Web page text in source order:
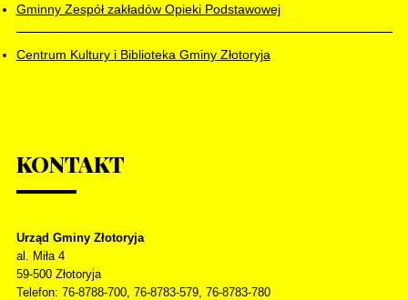
Gminny Zespół zakładów Opieki Podstawowej
Centrum Kultury i Biblioteka Gminy Złotoryja
KONTAKT
Urząd Gminy Złotoryja
al. Miła 4
59-500 Złotoryja
Telefon: 76-8788-700, 76-8783-579, 76-8783-780